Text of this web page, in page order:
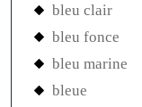
bleu clair
bleu fonce
bleu marine
bleue